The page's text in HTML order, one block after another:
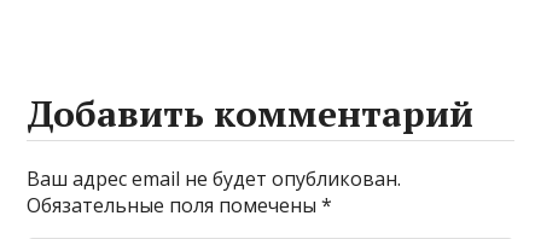
Добавить комментарий
Ваш адрес email не будет опубликован.
Обязательные поля помечены*